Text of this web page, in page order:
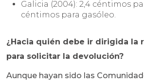
Galicia (2004): 2,4 céntimos
céntimos para gasóleo.
¿Hacia quién debe ir dirigida la
para solicitar la devolución?
Aunque hayan sido las